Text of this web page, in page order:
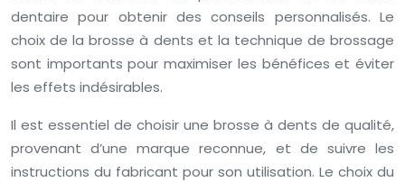
dentaire pour obtenir des conseils personnalisés. Le
choix de la brosse à dents et la technique de brossage
sont importants pour maximiser les bénéfices et éviter
les effets indésirables.
Il est essentiel de choisir une brosse à dents de qualité,
provenant d’une marque reconnue, et de suivre les
instructions du fabricant pour son utilisation. Le choix du